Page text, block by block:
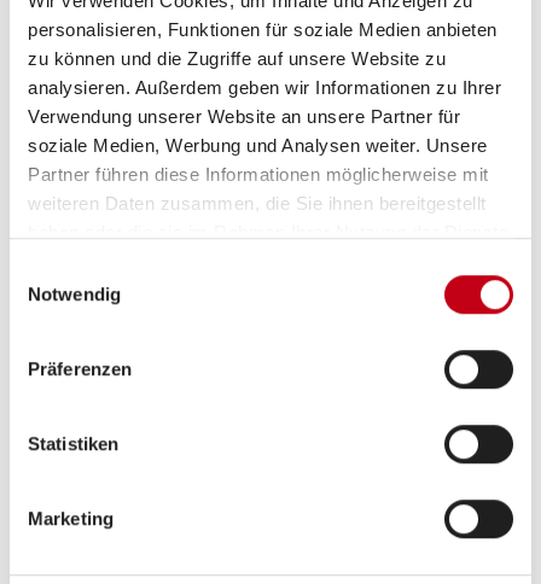
personalisieren, Funktionen für soziale Medien anbieten
zu können und die Zugriffe auf unsere Website zu
analysieren. Außerdem geben wir Informationen zu Ihrer
Verwendung unserer Website an unsere Partner für
soziale Medien, Werbung und Analysen weiter. Unsere
Partner führen diese Informationen möglicherweise mit
weiteren Daten zusammen, die Sie ihnen bereitgestellt
Notwendig
Präferenzen
Statistiken
Marketing
Markise
Elektro
Lichtsensor